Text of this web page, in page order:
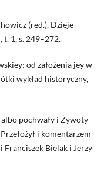
(red.), Dzieje
1, s. 249–272.
od założenia jey w
wykład historyczny,
pochwały i Żywoty
i komentarzem
Franciszek Bielak i Jerzy